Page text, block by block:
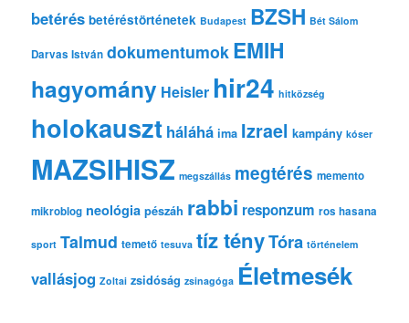
betérés betéréstörténetek Budapest BZSH Bét Sálom
Darvas István dokumentumok EMIH
hagyomány Heisler hir24 hitközség
holokauszt háláhá ima Izrael kampány kóser
MAZSIHISZ megszállás megtérés memento
mikroblog neológia pészáh rabbi responzum ros hasana
sport Talmud temető tesuva tíz tényTóra történelem
vallásjog Zoltai zsidóság zsinagóga Életmesék